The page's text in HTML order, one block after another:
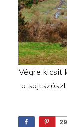
Végre kicsit
a
29